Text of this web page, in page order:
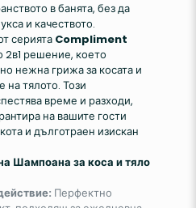
в банята, без да
и качеството.
серията Compliment
2в1 решение, което
нежна грижа за косата и
на тялото. Този
време и разходи,
на вашите гости
и дълготраен изискан
Шампоана за коса и тяло
Перфектно